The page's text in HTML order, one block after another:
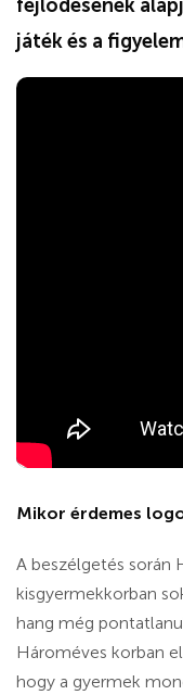
fejlődésének
játék és a
Mikor érdemes
A beszélgetés során
kisgyermekkorban
hang még
Hároméves korban
hogy a gyermek